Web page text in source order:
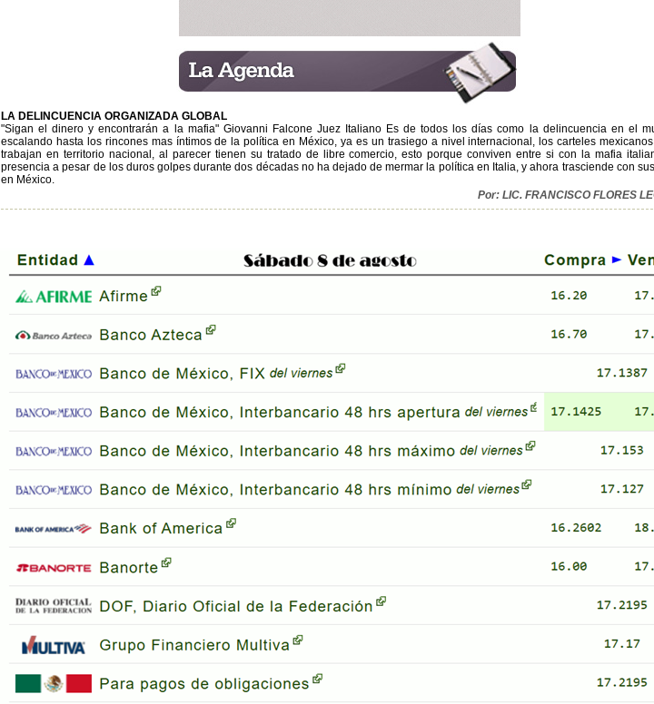
LA DELINCUENCIA ORGANIZADA GLOBAL
"Sigan el dinero y encontrarán a la mafia" Giovanni Falcone Juez Italiano Es de todos los días como la delincuencia en el
escalando hasta los rincones mas íntimos de la política en México, ya es un trasiego a nivel internacional, los carteles
trabajan en territorio nacional, al parecer tienen su tratado de libre comercio, esto porque conviven entre si con la mafia
presencia a pesar de los duros golpes durante dos décadas no ha dejado de mermar la política en Italia, y ahora trasciende con
en México.
Por: LIC. FRANCISCO FLORES